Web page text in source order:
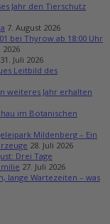
Jahr den Tierschutz
7. August 2026
bei Thyrow ab 18:00 Uhr
2026
31. Juli 2026
Leitbild des
weiteres Jahr erhalten
im Botanischen
Mildenberg – Ein
28. Juli 2026
Drei Tage
27. Juli 2026
lange Wartezeiten – was